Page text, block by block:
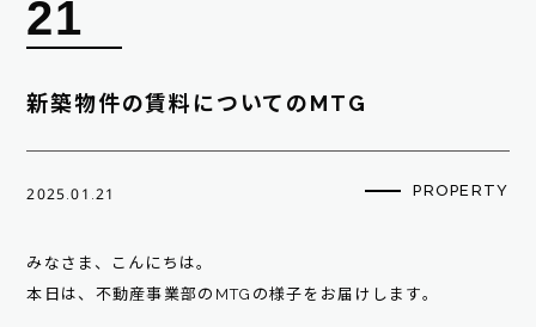
21
新築物件の賃料についてのMTG
2025.01.21 PROPERTY
みなさま、こんにちは。
本日は、不動産事業部のMTGの様子をお届けします。